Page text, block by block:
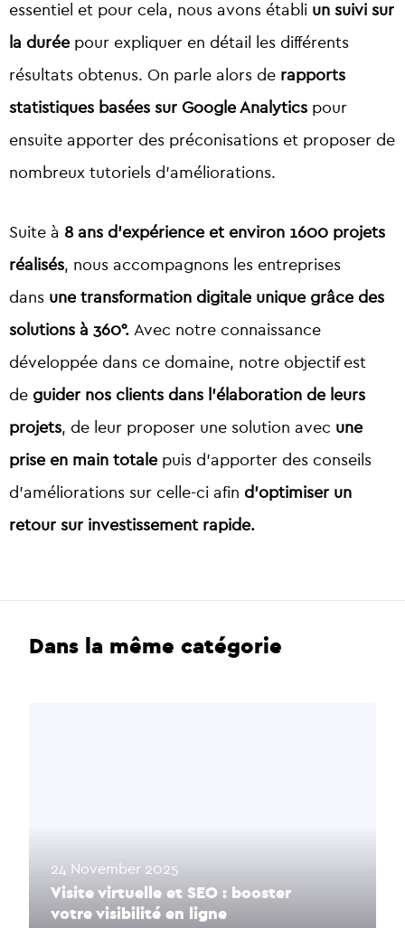
essentiel et pour cela, nous avons établi un suivi sur
la durée pour expliquer en détail les différents
résultats obtenus. On parle alors de rapports
statistiques basées sur Google Analytics pour
ensuite apporter des préconisations et proposer de
nombreux tutoriels d’améliorations.
Suite à 8 ans d’expérience et environ 1600 projets
réalisés, nous accompagnons les entreprises
dans une transformation digitale unique grâce des
solutions à 360°. Avec notre connaissance
développée dans ce domaine, notre objectif est
de guider nos clients dans l’élaboration de leurs
projets, de leur proposer une solution avec une
prise en main totale puis d’apporter des conseils
d’améliorations sur celle-ci afin d’optimiser un
retour sur investissement rapide.
Dans la même catégorie
24 November 2025
Visite virtuelle et SEO : booster
votre visibilité en ligne